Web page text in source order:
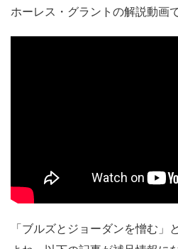
ホーレス・グラントの解説動画
「ブルズとジョーダンを憎む」